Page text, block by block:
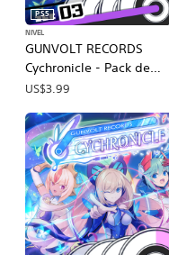
GUNVOLT RECORDS
Cychronicle - Pack de
canciones 3, Lumen:
♪Signo
PS5
NIVEL
US$3.99